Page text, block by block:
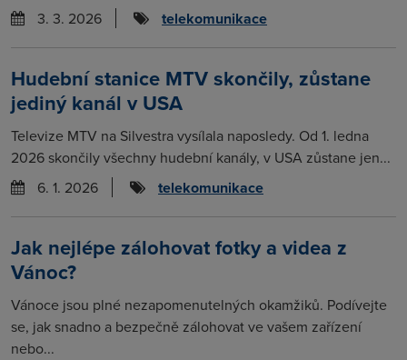
3. 3. 2026
telekomunikace
Hudební stanice MTV skončily, zůstane
jediný kanál v USA
Televize MTV na Silvestra vysílala naposledy. Od 1. ledna
2026 skončily všechny hudební kanály, v USA zůstane jen...
6. 1. 2026
telekomunikace
Jak nejlépe zálohovat fotky a videa z
Vánoc?
Vánoce jsou plné nezapomenutelných okamžiků. Podívejte
se, jak snadno a bezpečně zálohovat ve vašem zařízení
nebo...